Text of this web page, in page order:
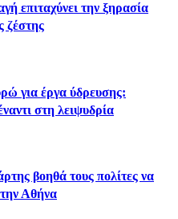
επιταχύνει την ξηρασία
ζέστης
για έργα ύδρευσης:
στη λειψυδρία
βοηθά τους πολίτες να
Αθήνα